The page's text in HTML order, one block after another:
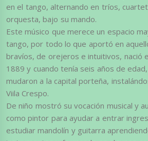
en el tango, alternando en tríos,
orquesta, bajo su mando.
Este músico que merece un espacio
tango, por todo lo que aportó en
bravíos, de orejeros e intuitivos, nació
1889 y cuando tenía seis años de
mudaron a la capital porteña,
Viila Crespo.
De niño mostró su vocación musical y
como pintor para ayudar a entrar
estudiar mandolín y guitarra